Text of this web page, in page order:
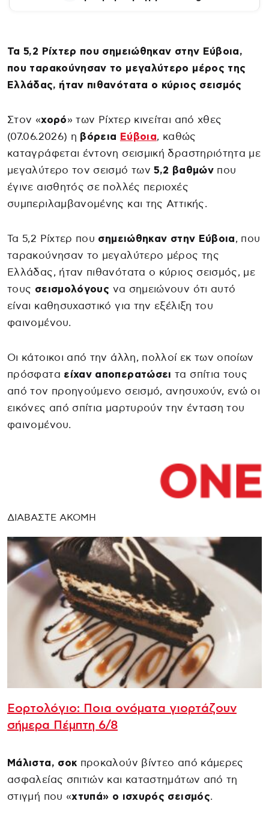
Τα 5,2 Ρίχτερ που σημειώθηκαν στην Εύβοια,
που ταρακούνησαν το μεγαλύτερο μέρος της
Ελλάδας, ήταν πιθανότατα ο κύριος σεισμός
Στον «χορό» των Ρίχτερ κινείται από χθες
(07.06.2026) η βόρεια Εύβοια, καθώς
καταγράφεται έντονη σεισμική δραστηριότητα με
μεγαλύτερο τον σεισμό των5,2 βαθμώνπου
έγινε αισθητός σε πολλές περιοχές
συμπεριλαμβανομένης και της Αττικής.
Τα 5,2 Ρίχτερ που σημειώθηκαν στην Εύβοια, που
ταρακούνησαν το μεγαλύτερο μέρος της
Ελλάδας, ήταν πιθανότατα ο κύριος σεισμός, με
τους σεισμολόγους να σημειώνουν ότι αυτό
είναι καθησυχαστικό για την εξέλιξη του
φαινομένου.
Οι κάτοικοι από την άλλη, πολλοί εκ των οποίων
πρόσφατα είχαν αποπερατώσει τα σπίτια τους
από τον προηγούμενο σεισμό, ανησυχούν, ενώ οι
εικόνες από σπίτια μαρτυρούν την ένταση του
φαινομένου.
ΔΙΑΒΑΣΤΕ ΑΚΟΜΗ
Εορτολόγιο: Ποια ονόματα γιορτάζουν
σήμερα Πέμπτη 6/8
Μάλιστα, σοκ προκαλούν βίντεο από κάμερες
ασφαλείας σπιτιών και καταστημάτων από τη
στιγμή που «χτυπά» ο ισχυρός σεισμός.